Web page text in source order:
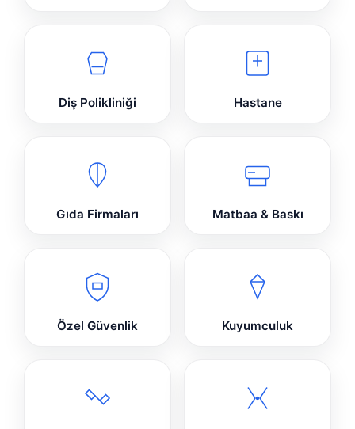
Diş Polikliniği Hastane
Gıda Firmaları Matbaa & Baskı
Özel Güvenlik Kuyumculuk